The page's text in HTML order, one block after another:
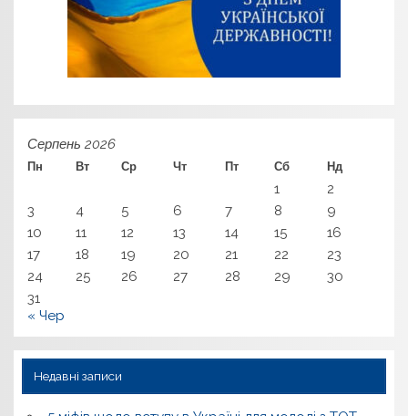
Серпень 2026
Пн Вт Ср Чт Пт Сб Нд
1
2
3
4 5 6 7 8
9
10
11 12 13 14 15
16
17
18 19 20 21 22
23
24
25 26 27 28 29
30
31
« Чер
Недавні записи